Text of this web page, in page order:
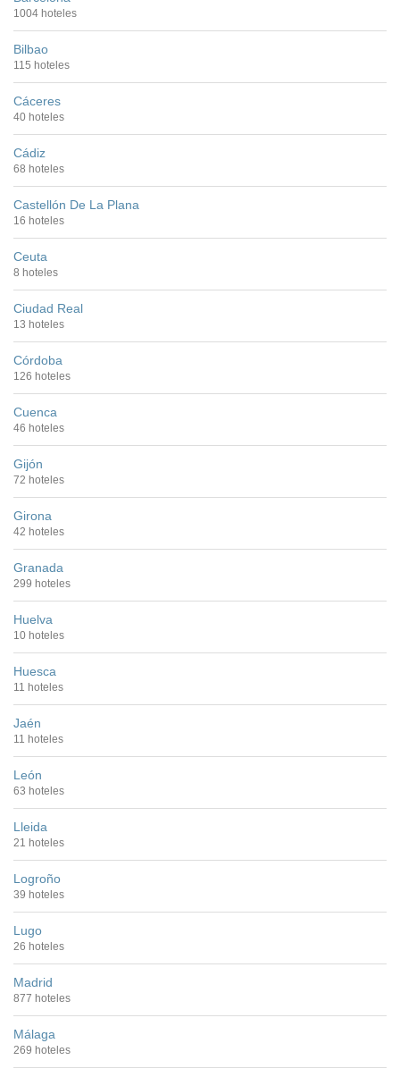
1004 hoteles
Bilbao
115 hoteles
Cáceres
40 hoteles
Cádiz
68 hoteles
Castellón De La Plana
16 hoteles
Ceuta
8 hoteles
Ciudad Real
13 hoteles
Córdoba
126 hoteles
Cuenca
46 hoteles
Gijón
72 hoteles
Girona
42 hoteles
Granada
299 hoteles
Huelva
10 hoteles
Huesca
11 hoteles
Jaén
11 hoteles
León
63 hoteles
Lleida
21 hoteles
Logroño
39 hoteles
Lugo
26 hoteles
Madrid
877 hoteles
Málaga
269 hoteles